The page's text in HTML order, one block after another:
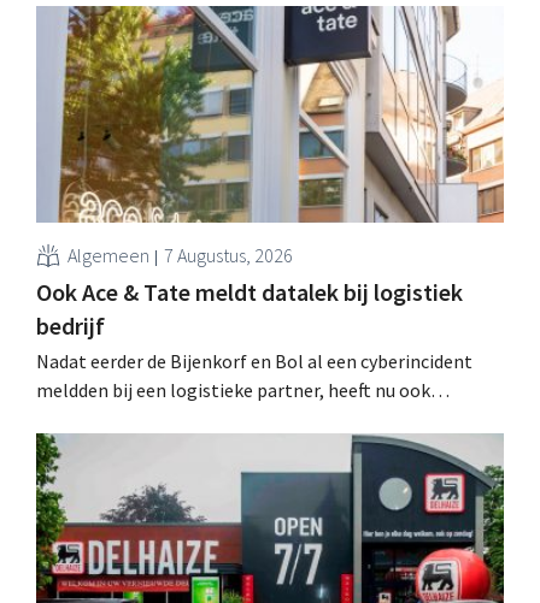
Algemeen 7 Augustus, 2026
Ook Ace & Tate meldt datalek bij logistiek
bedrijf
Nadat eerder de Bijenkorf en Bol al een cyberincident
meldden bij een logistieke partner, heeft nu ook
datalek. Financiële gegevens, gebruikersnamen en
wachtwoorden zijn niet getroffen.